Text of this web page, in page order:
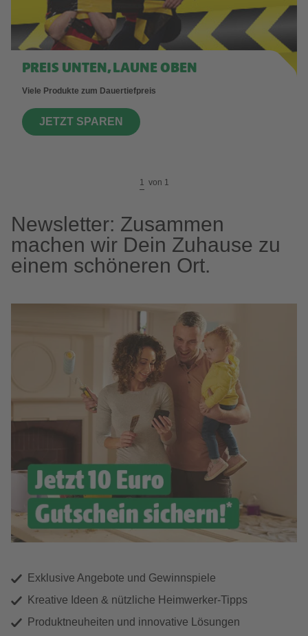
PREIS UNTEN, LAUNE OBEN
Viele Produkte zum Dauertiefpreis
JETZT SPAREN
1 von 1
Newsletter: Zusammen
machen wir Dein Zuhause zu
einem schöneren Ort.
Exklusive Angebote und Gewinnspiele
Kreative Ideen & nützliche Heimwerker-Tipps
Produktneuheiten und innovative Lösungen